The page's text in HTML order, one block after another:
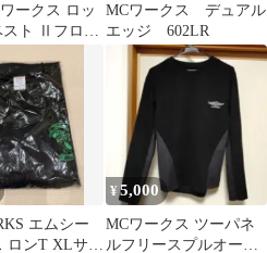
ークス ロッ
スト Ⅱフロー
MCワークス デュアル
エッジ 602LR
エムシー
ロンT XLサイ
¥5,000
MCワークス ツーパネ
ルフリースプルオーバ